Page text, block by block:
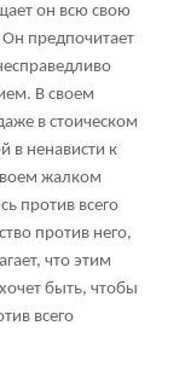
он всю свою
предпочитает
В своем
в стоическом
в ненависти к
жалком
против всего
против него,
что этим
быть, чтобы
всего